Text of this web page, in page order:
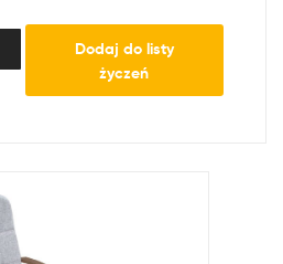
Dodaj do listy
życzeń